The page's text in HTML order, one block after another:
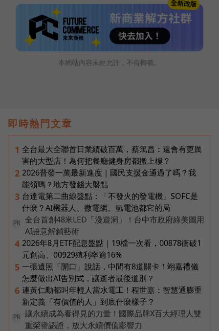
本網站內容未經允許，不得轉載。
即時熱門文章
1 全台最大全聯首日業績破百萬，蔡篤昌：還會有更厲
害的大型店！為何把餐廳健身房都搬上樓？
2 2026普發一萬最新進度｜國民支援金通過了嗎？我
能領嗎？地方發錢大盤點
3 台達電第二曲線盤點：「不發火的發電機」SOFC是
什麼？AI機器人、微電網、氫電池都它的局
PR
全台首創48米LED「漫遊洞」！台中市政府綠美圖用
AI語意解鎖藝術
4 2026年8月ETF配息盤點｜19檔一次看，00878衝破1
元創高、00929殖利率逾16%
5 一張遺照「開口」說話，中間有8道關卡！翊嘉禮儀
怎麼做出AI告別式，讓逝者最後道別？
6 連黃仁勳都叫年輕人當水電工！程世嘉：智慧通膨重
新定義「有價值的人」到底什麼樣子？
PR
讓永續成為看得見的力量！國際品牌X百大經理人雙
重榮譽認證，放大永續價值影響力